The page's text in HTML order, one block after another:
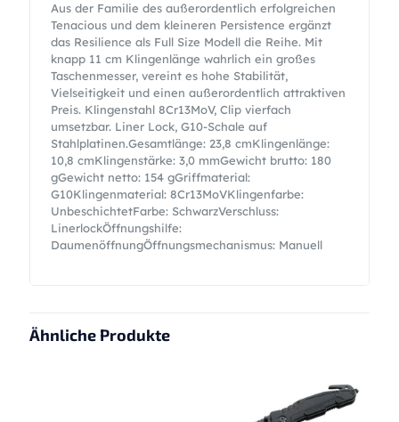
Aus der Familie des außerordentlich erfolgreichen
Tenacious und dem kleineren Persistence ergänzt
das Resilience als Full Size Modell die Reihe. Mit
knapp 11 cm Klingenlänge wahrlich ein großes
Taschenmesser, vereint es hohe Stabilität,
Vielseitigkeit und einen außerordentlich attraktiven
Preis. Klingenstahl 8Cr13MoV, Clip vierfach
umsetzbar. Liner Lock, G10-Schale auf
Stahlplatinen.Gesamtlänge: 23,8 cmKlingenlänge:
10,8 cmKlingenstärke: 3,0 mmGewicht brutto: 180
gGewicht netto: 154 gGriffmaterial:
G10Klingenmaterial: 8Cr13MoVKlingenfarbe:
UnbeschichtetFarbe: SchwarzVerschluss:
LinerlockÖffnungshilfe:
DaumenöffnungÖffnungsmechanismus: Manuell
Ähnliche Produkte